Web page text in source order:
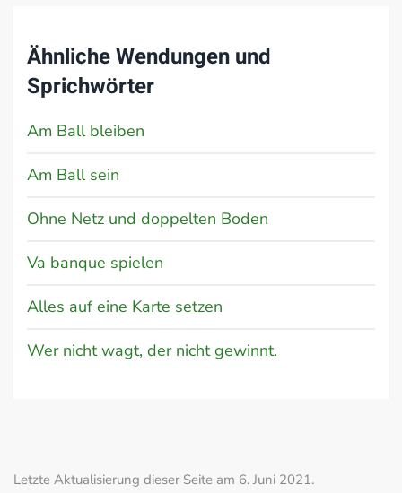
Ähnliche Wendungen und
Sprichwörter
Am Ball bleiben
Am Ball sein
Ohne Netz und doppelten Boden
Va banque spielen
Alles auf eine Karte setzen
Wer nicht wagt, der nicht gewinnt.
Letzte Aktualisierung dieser Seite am 6. Juni 2021.